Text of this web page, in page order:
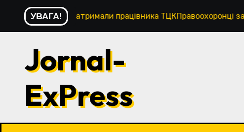
Перейти
контенту
УВАГА!
затримали працівника ТЦКПравоохоронці затримали
Jornal-
ExPress